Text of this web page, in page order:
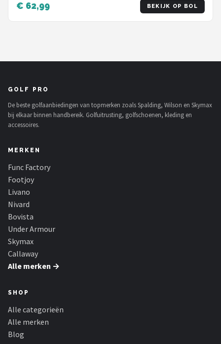
€ 62,99 BEKIJK OP BOL
GOLF PRO
De beste golfaanbiedingen van topmerken zoals Spalding, Wilson en Skymax
bij elkaar binnen handbereik. Golfuitrusting, golfschoenen, kleding en
accessoires.
MERKEN
Func Factory
Footjoy
Livano
Nivard
Bovista
Under Armour
Skymax
Callaway
Alle merken →
SHOP
Alle categorieën
Alle merken
Blog